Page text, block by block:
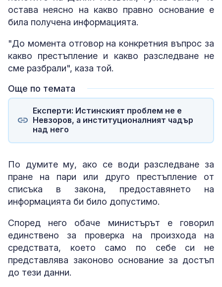
остава неясно на какво правно основание е
била получена информацията.
"До момента отговор на конкретния въпрос за
какво престъпление и какво разследване не
сме разбрали", каза той.
Още по темата
Експерти: Истинският проблем не е
Невзоров, а институционалният чадър
над него
По думите му, ако се води разследване за
пране на пари или друго престъпление от
списъка в закона, предоставянето на
информацията би било допустимо.
Според него обаче министърът е говорил
единствено за проверка на произхода на
средствата, което само по себе си не
представлява законово основание за достъп
до тези данни.